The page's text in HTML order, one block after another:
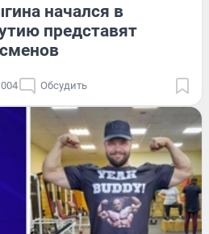
начался в
представят
Обсудить